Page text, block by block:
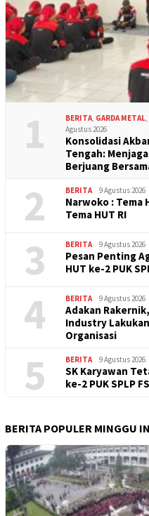
1 BERITA, GARDA METAL,
Agustus 2026
Konsolidasi
Tengah:
Berjuang
2 BERITA 9 Agustus 2026
Narwoko : Tema
Tema HUT RI
3 BERITA 9 Agustus 2026
Pesan Penting
HUT ke-2 PUK
4 BERITA 9 Agustus 2026
Adakan Rakernik,
Industry
Organisasi
5 BERITA 9 Agustus 2026
SK Karyawan
ke-2 PUK SPLP
BERITA POPULER MINGGU